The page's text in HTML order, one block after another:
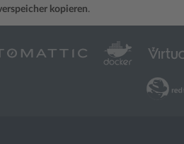
kopieren.